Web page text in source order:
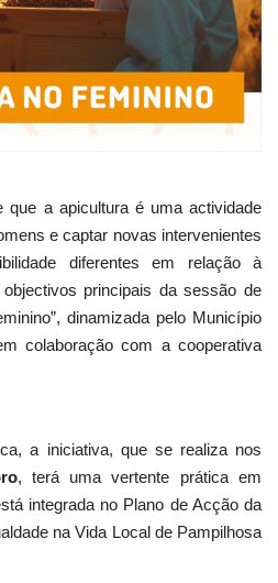
que a apicultura é uma actividade
e captar novas intervenientes
diferentes em relação à
principais da sessão de
dinamizada pelo Município
colaboração com a cooperativa
a iniciativa, que se realiza nos
, terá uma vertente prática em
integrada no Plano de Acção da
na Vida Local de Pampilhosa